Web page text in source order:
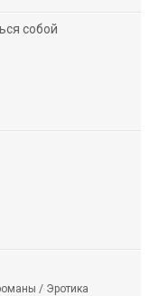
собой
/ Эротика